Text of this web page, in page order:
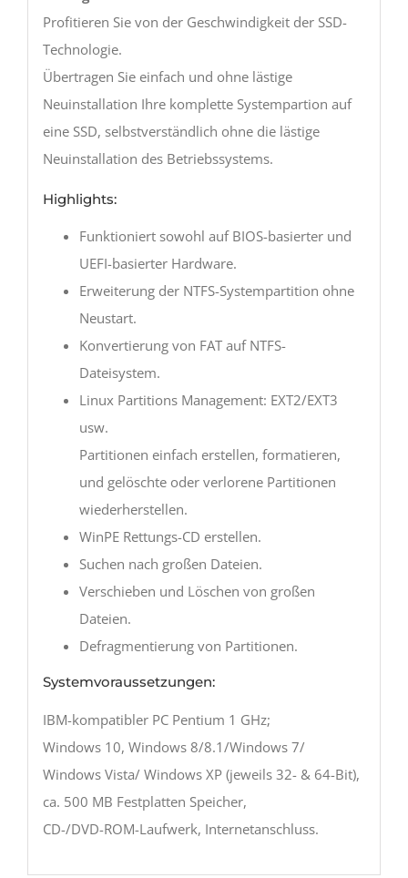
Profitieren Sie von der Geschwindigkeit der SSD-
Technologie.
Übertragen Sie einfach und ohne lästige
Neuinstallation Ihre komplette Systempartion auf
eine SSD, selbstverständlich ohne die lästige
Neuinstallation des Betriebssystems.
Highlights:
Funktioniert sowohl auf BIOS-basierter und
UEFI-basierter Hardware.
Erweiterung der NTFS-Systempartition ohne
Neustart.
Konvertierung von FAT auf NTFS-
Dateisystem.
Linux Partitions Management: EXT2/EXT3
usw.
Partitionen einfach erstellen, formatieren,
und gelöschte oder verlorene Partitionen
wiederherstellen.
WinPE Rettungs-CD erstellen.
Suchen nach großen Dateien.
Verschieben und Löschen von großen
Dateien.
Defragmentierung von Partitionen.
Systemvoraussetzungen:
IBM-kompatibler PC Pentium 1 GHz;
Windows 10, Windows 8/8.1/Windows 7/
Windows Vista/ Windows XP (jeweils 32- & 64-Bit),
ca. 500 MB Festplatten Speicher,
CD-/DVD-ROM-Laufwerk, Internetanschluss.